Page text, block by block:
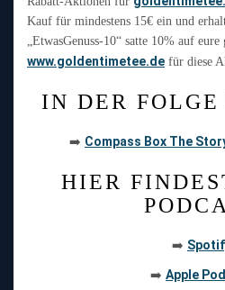
Kauf für mindestens 15€ ein und
„EtwasGenuss-10“ satte 10% auf
www.goldentimetee.de für diese
IN DER
➡️ Compass Box The
HIER
➡️
➡️ Apple